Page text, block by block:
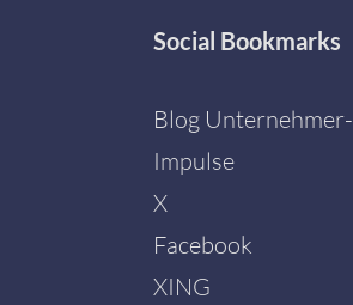
Social Bookmarks
Blog Unternehmer-
Impulse
X
Facebook
XING
Mit dem
Karte